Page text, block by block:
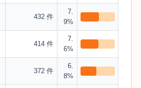
432 件
7.
9%
414 件
7.
6%
372 件
6.
8%